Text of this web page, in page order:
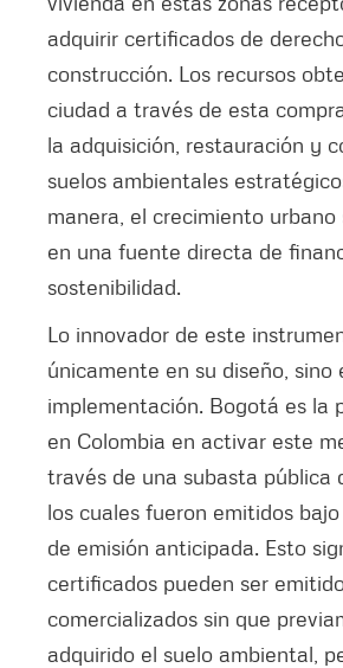
adquirir certificados de
construcción. Los recursos
ciudad a través de esta
la adquisición, restauración y
suelos ambientales
manera, el crecimiento urbano
en una fuente directa de
sostenibilidad.
Lo innovador de este
únicamente en su diseño, sino
implementación. Bogotá es la
en Colombia en activar este
través de una subasta pública
los cuales fueron emitidos
de emisión anticipada. Esto
certificados pueden ser
comercializados sin que
adquirido el suelo ambiental,